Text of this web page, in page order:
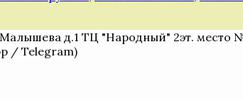
Малышева д.1 ТЦ "Народный" 2эт. место
/ Telegram)